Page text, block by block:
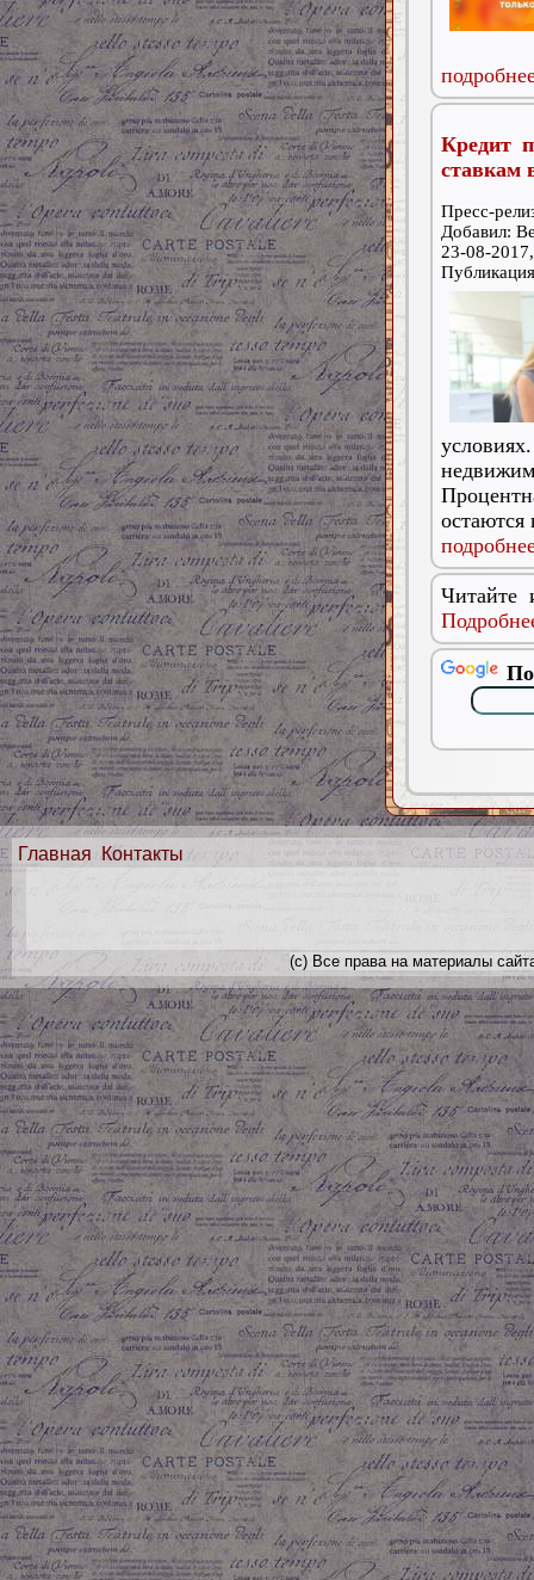
Кредит
ставкам
Пресс-
Добавил:
23-08-
остаются
Читайте
Главная Контакты
(с) Все права на материалы